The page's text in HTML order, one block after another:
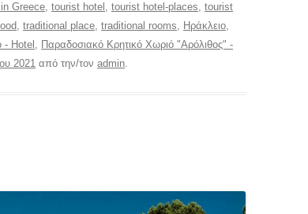
Greece, tourist hotel , tourist hotel-places, tourist
, traditional place, traditional rooms, Ηράκλειο,
- Hotel , Παραδοσιακό Κρητικό Χωριό "Αρόλιθος" -
2021 από την/τον admin.